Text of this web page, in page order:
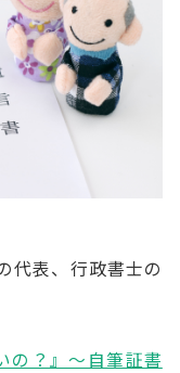
代表、行政書士の
の？』～自筆証書